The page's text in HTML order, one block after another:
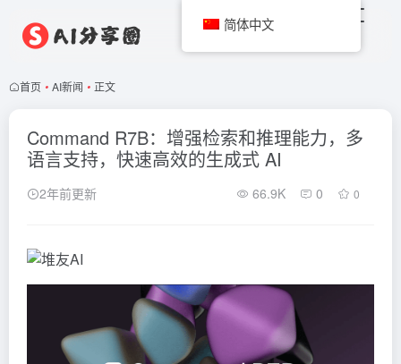
首页 • AI新闻 • 正文
Command R7B：增强检索和推理能力，多
语言支持，快速高效的生成式 AI
2年前更新 66.9K 0 0
简体中文